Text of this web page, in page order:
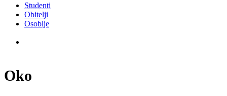
Studenti
Obitelji
Osoblje
Oko